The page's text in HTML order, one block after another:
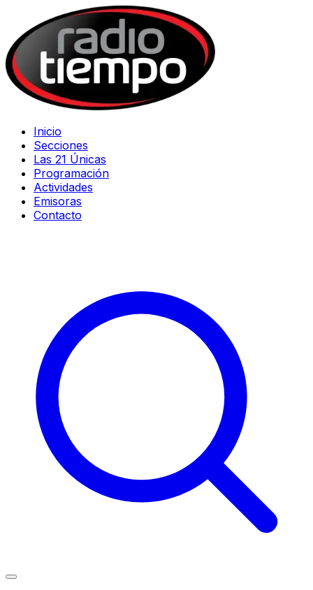
Inicio
Secciones
Las 21 Únicas
Programación
Actividades
Emisoras
Contacto